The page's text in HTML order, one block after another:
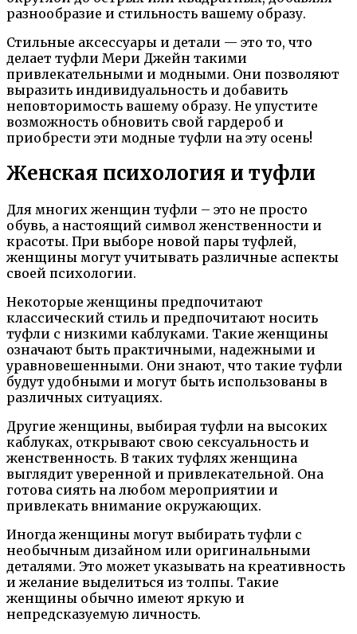
разнообразие и стильность вашему образу.
Стильные аксессуары и детали — это то, что
делает туфли Мери Джейн такими
привлекательными и модными. Они позволяют
выразить индивидуальность и добавить
неповторимость вашему образу. Не упустите
возможность обновить свой гардероб и
приобрести эти модные туфли на эту осень!
Женская психология и туфли
Для многих женщин туфли – это не просто
обувь, а настоящий символ женственности и
красоты. При выборе новой пары туфлей,
женщины могут учитывать различные аспекты
своей психологии.
Некоторые женщины предпочитают
классический стиль и предпочитают носить
туфли с низкими каблуками. Такие женщины
означают быть практичными, надежными и
уравновешенными. Они знают, что такие туфли
будут удобными и могут быть использованы в
различных ситуациях.
Другие женщины, выбирая туфли на высоких
каблуках, открывают свою сексуальность и
женственность. В таких туфлях женщина
выглядит уверенной и привлекательной. Она
готова сиять на любом мероприятии и
привлекать внимание окружающих.
Иногда женщины могут выбирать туфли с
необычным дизайном или оригинальными
деталями. Это может указывать на креативность
и желание выделиться из толпы. Такие
женщины обычно имеют яркую и
непредсказуемую личность.